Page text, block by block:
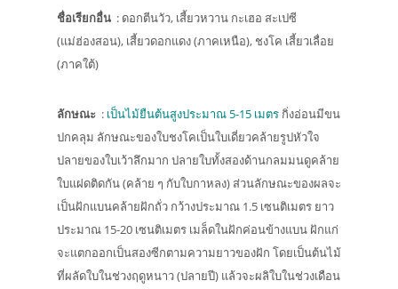
ชื่อเรียกอื่น : ดอกตีนวัว, เสี้ยวหวาน กะเฮอ สะเปซี
(แม่ฮ่องสอน), เสี้ยวดอกแดง (ภาคเหนือ), ชงโค เสี้ยวเลื่อย
(ภาคใต้)
ลักษณะ : เป็นไม้ยืนต้นสูงประมาณ 5-15 เมตร กิ่งอ่อนมีขน
ปกคลุม ลักษณะของใบชงโคเป็นใบเดี่ยวคล้ายรูปหัวใจ
ปลายของใบเว้าลึกมาก ปลายใบทั้งสองด้านกลมมนดูคล้าย
ใบแฝดติดกัน (คล้าย ๆ กับใบกาหลง) ส่วนลักษณะของผลจะ
เป็นฝักแบนคล้ายฝักถั่ว กว้างประมาณ 1.5 เซนติเมตร ยาว
ประมาณ 15-20 เซนติเมตร เมล็ดในฝักค่อนข้างแบน ฝักแก่
จะแตกออกเป็นสองซีกตามความยาวของฝัก โดยเป็นต้นไม้
ที่ผลัดใบในช่วงฤดูหนาว (ปลายปี) แล้วจะผลิใบในช่วงเดือน